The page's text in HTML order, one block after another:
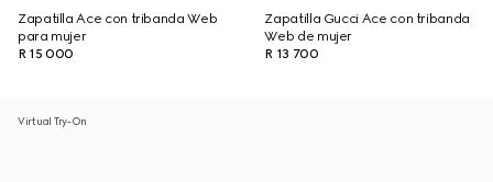
Zapatilla Ace con tribanda Web
para mujer
R 15 000
Zapatilla Gucci Ace con tribanda
Web de mujer
R 13 700
Virtual Try-On